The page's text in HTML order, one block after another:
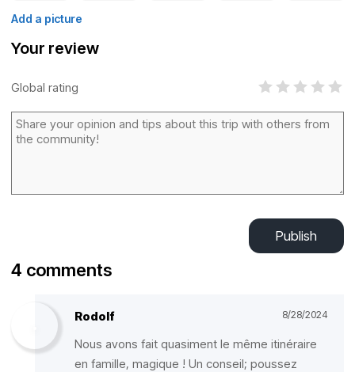
Add a picture
Your review
Global rating
Publish
4 comments
Rodolf 8/28/2024
Nous avons fait quasiment le même itinéraire
en famille, magique ! Un conseil; poussez